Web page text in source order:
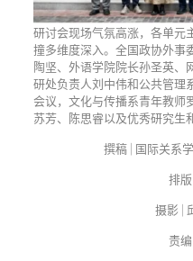
研讨会现场气氛高涨，各单元
撞多维度深入。全国政协外事
陶坚、外语学院院长孙圣英、
研处负责人刘中伟和公共管理
会议，文化与传播系青年教师
苏芳、陈思睿以及优秀研究生
撰稿 | 国际关系
排
摄影 |
责